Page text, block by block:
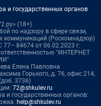
и государственных органов
(18+)
по надзору в сфере связи,
коммуникаций (Роскомнадзор)
84674 от 06.02.2023 г.
"ИНТЕРНЕТ
Елена Павловна
Горького, д. 76, офис 214,
3736)
72@shkulev.ru
и государственных органов:
help@shkulev.ru